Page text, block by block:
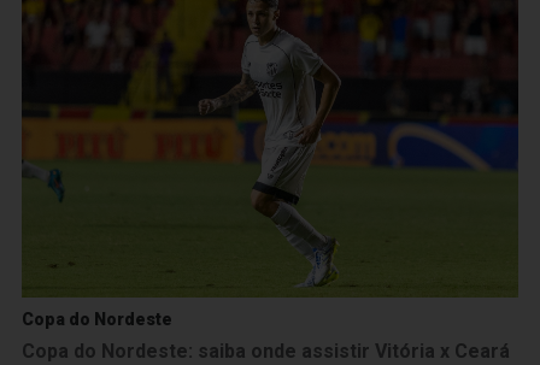
Copa do Nordeste
Copa do Nordeste: saiba onde assistir Vitória x Ceará